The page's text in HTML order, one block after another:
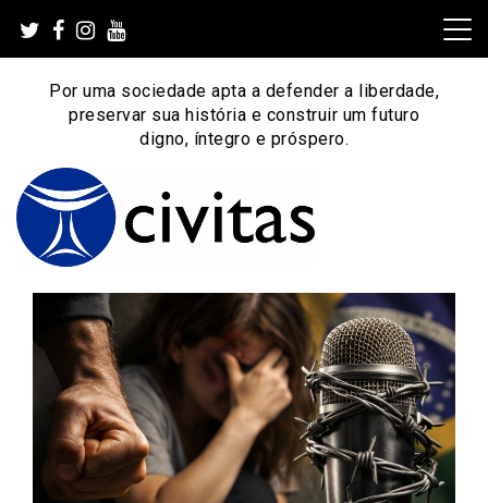
content
Por uma sociedade apta a defender a liberdade,
preservar sua história e construir um futuro
digno, íntegro e próspero.
Instituto Civitas
preservar sua história e construir um futuro digno, íntegro
e próspero.